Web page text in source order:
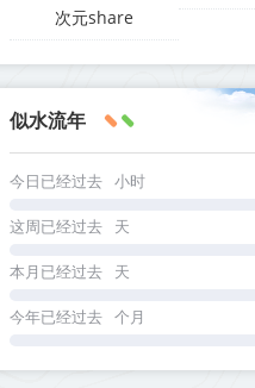
次元share
似水流年
今日已经过去 小时
这周已经过去 天
本月已经过去 天
今年已经过去 个月